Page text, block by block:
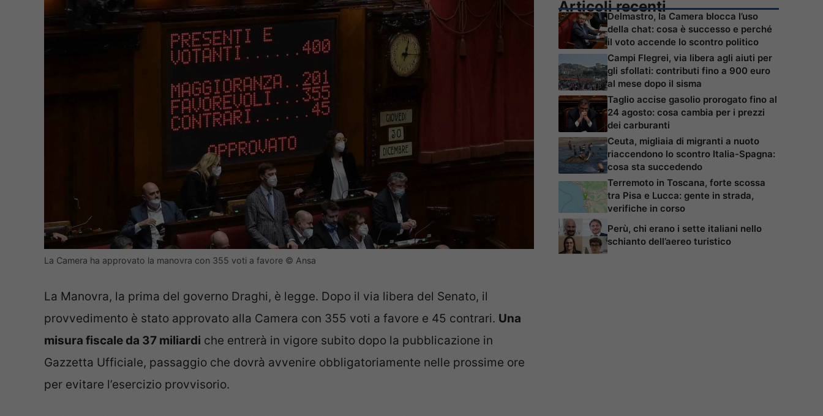
La Camera ha approvato la manovra con 355 voti a favore © Ansa
La Manovra, la prima del governo Draghi, è legge. Dopo il via libera del Senato, il
provvedimento è stato approvato alla Camera con 355 voti a favore e 45 contrari. Una
misura fiscale da 37 miliardi che entrerà in vigore subito dopo la pubblicazione in
Gazzetta Ufficiale, passaggio che dovrà avvenire obbligatoriamente nelle prossime ore
per evitare l’esercizio provvisorio.
Articoli recenti
Delmastro, la Camera blocca l’uso
della chat: cosa è successo e perché
il voto accende lo scontro politico
Campi Flegrei, via libera agli aiuti per
gli sfollati: contributi fino a 900 euro
al mese dopo il sisma
Taglio accise gasolio prorogato fino al
24 agosto: cosa cambia per i prezzi
dei carburanti
Ceuta, migliaia di migranti a nuoto
riaccendono lo scontro Italia-Spagna:
cosa sta succedendo
Terremoto in Toscana, forte scossa
tra Pisa e Lucca: gente in strada,
verifiche in corso
Perù, chi erano i sette italiani nello
schianto dell’aereo turistico